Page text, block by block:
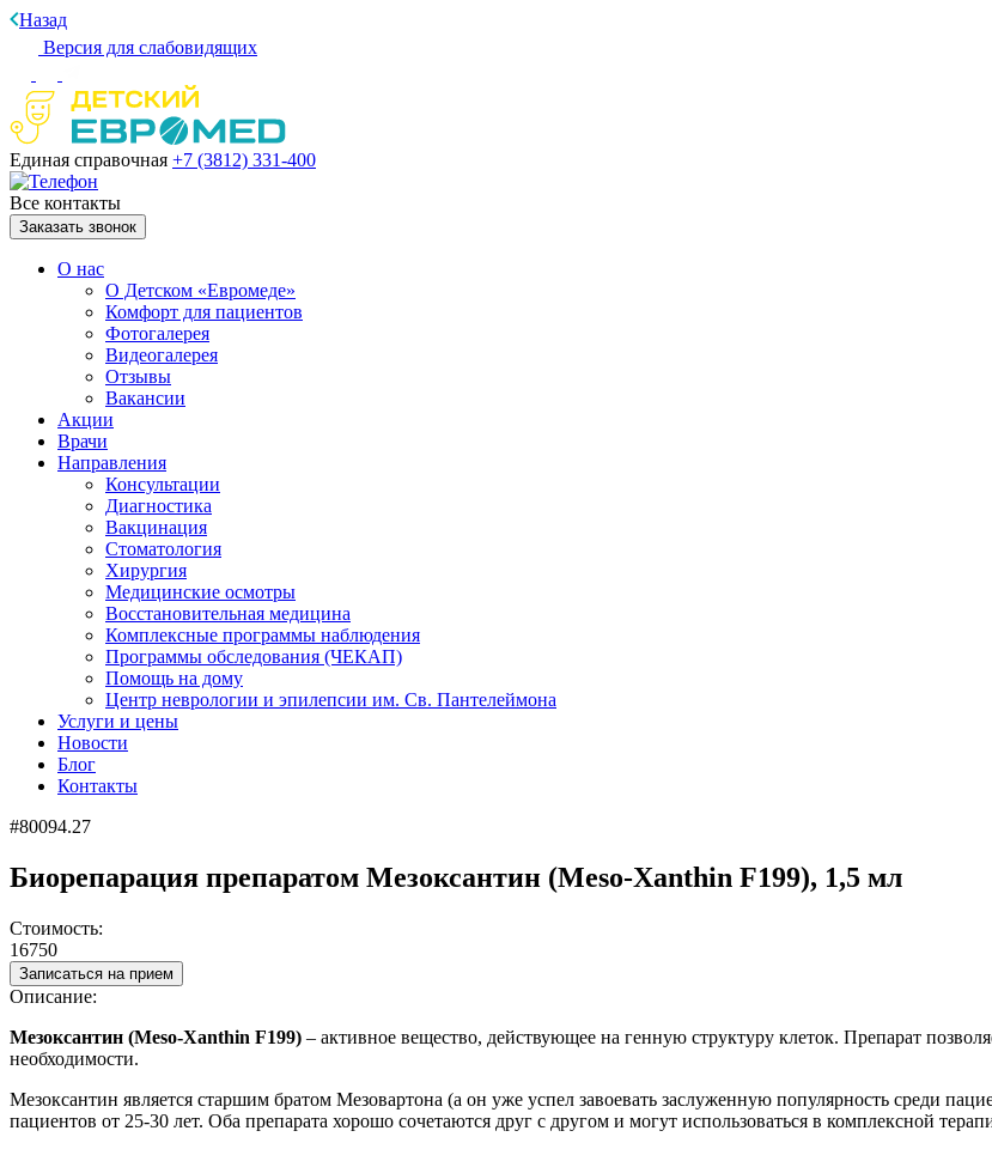
Назад
Версия для слабовидящих
Единая справочная +7 (3812) 331-400
Все контакты
Заказать звонок
О нас
О Детском «Евромеде»
Комфорт для пациентов
Фотогалерея
Видеогалерея
Отзывы
Вакансии
Акции
Врачи
Направления
Консультации
Диагностика
Вакцинация
Стоматология
Хирургия
Медицинские осмотры
Восстановительная медицина
Комплексные программы наблюдения
Программы обследования (ЧЕКАП)
Помощь на дому
Центр неврологии и эпилепсии им. Св. Пантелеймона
Услуги и цены
Новости
Блог
Контакты
#80094.27
Биорепарация препаратом Мезоксантин (Meso-Xanthin F199), 1,5 мл
Стоимость:
16750
Записаться на прием
Описание:
Мезоксантин (Meso-Xanthin F199) – активное вещество, действующее на генную структуру клеток. Препарат
необходимости.
Мезоксантин является старшим братом Мезовартона (а он уже успел завоевать заслуженную популярность среди
пациентов от 25-30 лет. Оба препарата хорошо сочетаются друг с другом и могут использоваться в комплексной